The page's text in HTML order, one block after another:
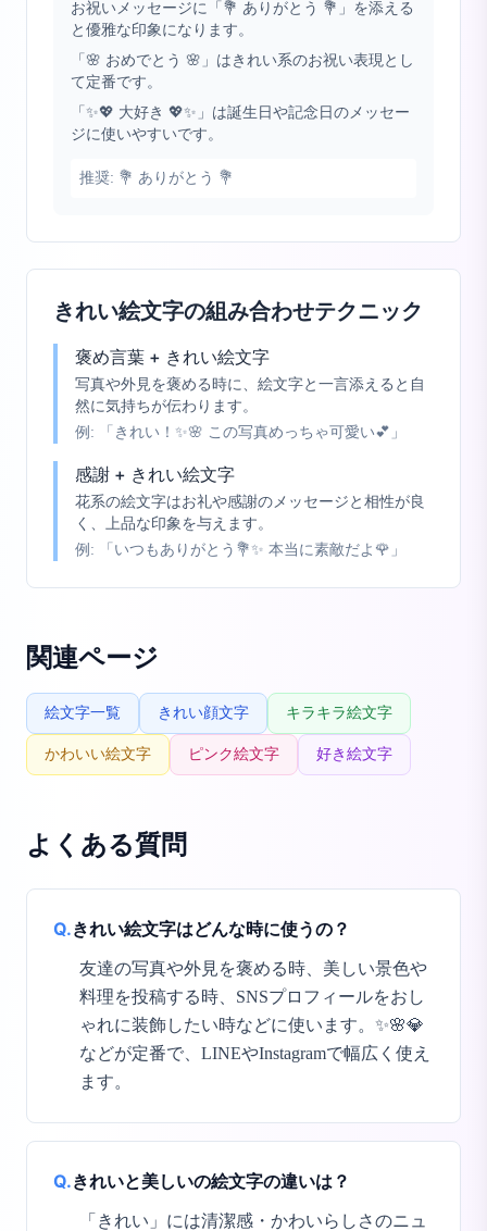
お祝いメッセージに「💐 ありがとう 💐」を添える
と優雅な印象になります。
「🌸 おめでとう 🌸」はきれい系のお祝い表現とし
て定番です。
「✨💖 大好き 💖✨」は誕生日や記念日のメッセー
ジに使いやすいです。
推奨: 💐 ありがとう 💐
きれい絵文字の組み合わせテクニック
褒め言葉 + きれい絵文字
写真や外見を褒める時に、絵文字と一言添えると自
然に気持ちが伝わります。
例:
「きれい！✨🌸 この写真めっちゃ可愛い💕」
感謝 + きれい絵文字
花系の絵文字はお礼や感謝のメッセージと相性が良
く、上品な印象を与えます。
例:
「いつもありがとう💐✨ 本当に素敵だよ🌹」
関連ページ
絵文字一覧 きれい顔文字 キラキラ絵文字
かわいい絵文字 ピンク絵文字 好き絵文字
よくある質問
Q.きれい絵文字はどんな時に使うの？
友達の写真や外見を褒める時、美しい景色や
料理を投稿する時、SNSプロフィールをおし
ゃれに装飾したい時などに使います。✨🌸💎
などが定番で、LINEやInstagramで幅広く使え
ます。
Q.きれいと美しいの絵文字の違いは？
「きれい」には清潔感・かわいらしさのニュ